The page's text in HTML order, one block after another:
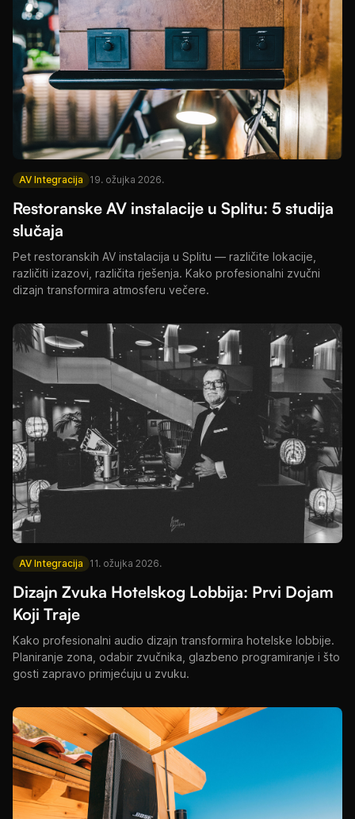
AV Integracija 19. ožujka 2026.
Restoranske AV instalacije u Splitu: 5 studija
slučaja
Pet restoranskih AV instalacija u Splitu — različite lokacije,
različiti izazovi, različita rješenja. Kako profesionalni zvučni
dizajn transformira atmosferu večere.
AV Integracija 11. ožujka 2026.
Dizajn Zvuka Hotelskog Lobbija: Prvi Dojam
Koji Traje
Kako profesionalni audio dizajn transformira hotelske lobbije.
Planiranje zona, odabir zvučnika, glazbeno programiranje i što
gosti zapravo primjećuju u zvuku.